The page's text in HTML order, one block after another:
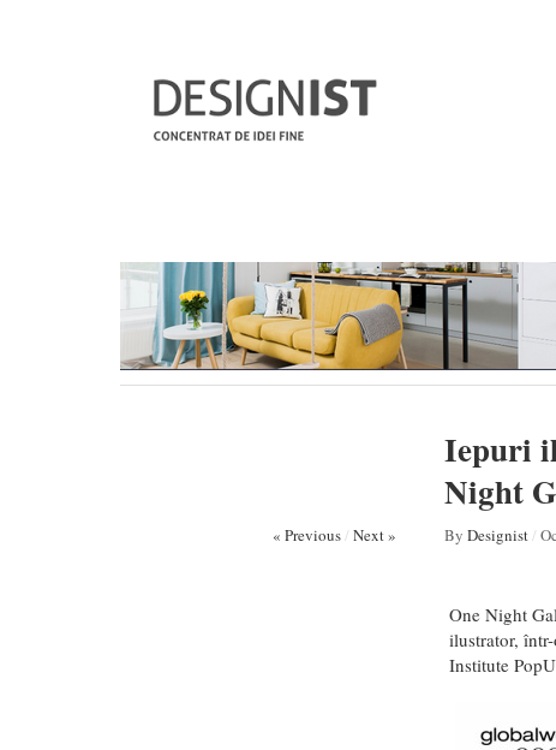
Iepuri
Night
« Previous/ Next » By Designist/
One Night
ilustrator,
Institute